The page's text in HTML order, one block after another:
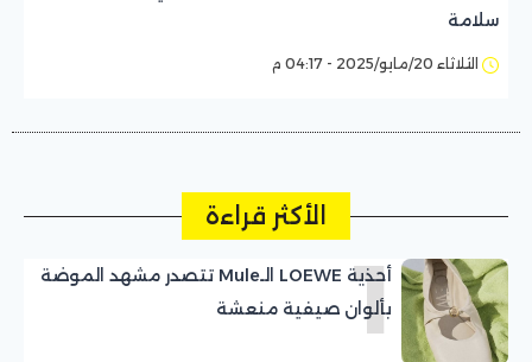
سلامة
الثلاثاء 20/مايو/2025 - 04:17 م
الأكثر قراءة
1
أحذية LOEWE الـMule تتصدر مشهد الموضة
بألوان صيفية منعشة